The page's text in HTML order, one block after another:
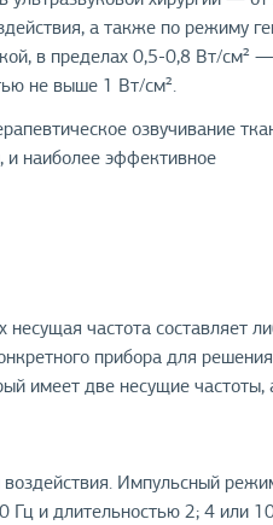
а также по режиму
в пределах 0,5-0,8 Вт/см²
не выше 1 Вт/см².
озвучивание
и наиболее эффективное
частота составляет
прибора для решения
имеет две несущие частоты,
Импульсный
Гц и длительностью 2; 4 или